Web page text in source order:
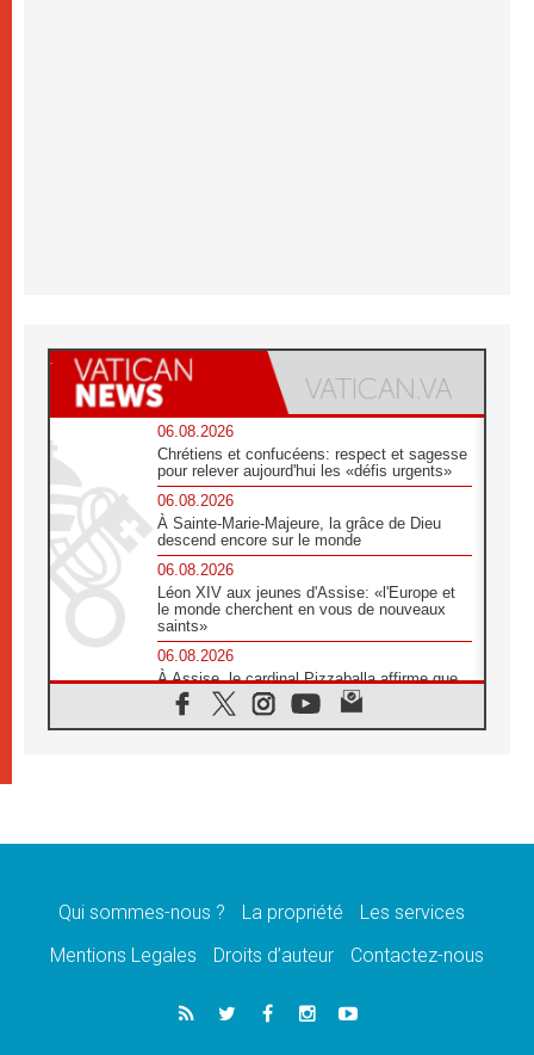
06.08.2026
Chrétiens et confucéens: respect et sagesse
pour relever aujourd'hui les «défis urgents»
06.08.2026
À Sainte-Marie-Majeure, la grâce de Dieu
descend encore sur le monde
06.08.2026
Léon XIV aux jeunes d'Assise: «l'Europe et
le monde cherchent en vous de nouveaux
saints»
06.08.2026
À Assise, le cardinal Pizzaballa affirme que
«les chrétiens veulent la paix»
06.08.2026
message de paix et de dignité humaine»
«La visite du Pape en Uruguay renforcera
l'espérance» affirme Mgr Tróccoli
05.08.2026
Le nonce en Ukraine: «Il est inquiétant
Qui sommes-nous ? La propriété
Les services
Mentions Legales
Droits d’auteur Contactez-nous